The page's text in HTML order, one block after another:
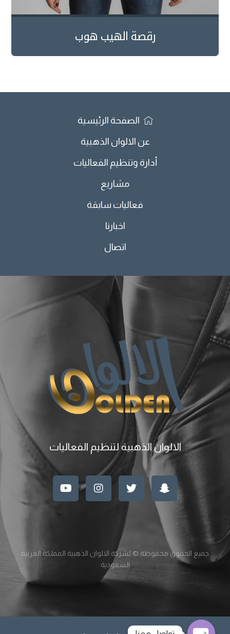
رقصة الهيب هوب
الصفحة الرئيسية
عن الالوان الذهبية
أدارة وتنظيم الفعاليات
مشاريع
فعاليات سابقة
اخبارنا
اتصال
الالوان الذهبية لتنظيم الفعاليات
جميع الحقوق محفوظة © لشركة الالوان الذهبية المملكة العربية
السعودية